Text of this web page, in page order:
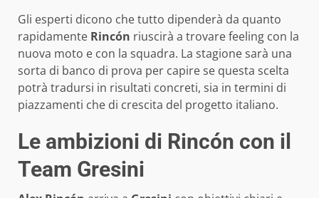
Gli esperti dicono che tutto dipenderà da quanto
rapidamente Rincón riuscirà a trovare feeling con la
nuova moto e con la squadra. La stagione sarà una
sorta di banco di prova per capire se questa scelta
potrà tradursi in risultati concreti, sia in termini di
piazzamenti che di crescita del progetto italiano.
Le ambizioni di Rincón con il
Team Gresini